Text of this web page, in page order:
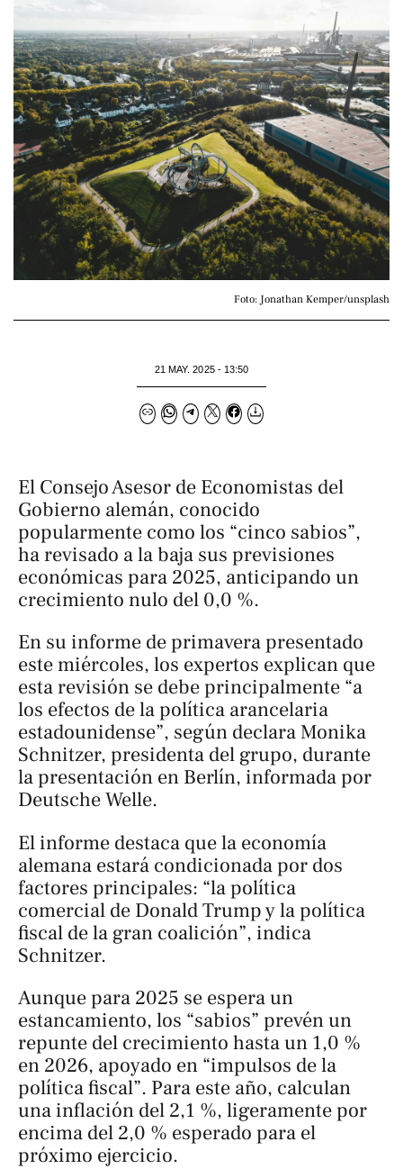
Foto: Jonathan Kemper/unsplash
21 MAY. 2025 - 13:50
El Consejo Asesor de Economistas del
Gobierno alemán, conocido
popularmente como los “cinco sabios”,
ha revisado a la baja sus previsiones
económicas para 2025, anticipando un
crecimiento nulo del 0,0 %.
En su informe de primavera presentado
este miércoles, los expertos explican que
esta revisión se debe principalmente “a
los efectos de la política arancelaria
estadounidense”, según declara Monika
Schnitzer, presidenta del grupo, durante
la presentación en Berlín, informada por
Deutsche Welle.
El informe destaca que la economía
alemana estará condicionada por dos
factores principales: “la política
comercial de Donald Trump y la política
fiscal de la gran coalición”, indica
Schnitzer.
Aunque para 2025 se espera un
estancamiento, los “sabios” prevén un
repunte del crecimiento hasta un 1,0 %
en 2026, apoyado en “impulsos de la
política fiscal”. Para este año, calculan
una inflación del 2,1 %, ligeramente por
encima del 2,0 % esperado para el
próximo ejercicio.